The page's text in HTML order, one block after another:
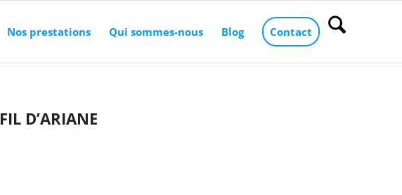
Nos prestations Qui sommes-nous Blog Contact
FIL D’ARIANE